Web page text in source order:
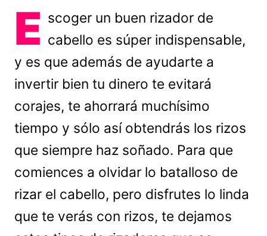
E scoger un buen rizador de
cabello es súper indispensable,
y es que además de ayudarte a
invertir bien tu dinero te evitará
corajes, te ahorrará muchísimo
tiempo y sólo así obtendrás los rizos
que siempre haz soñado. Para que
comiences a olvidar lo batalloso de
rizar el cabello, pero disfrutes lo linda
que te verás con rizos, te dejamos